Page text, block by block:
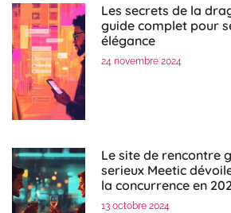
Les secrets de la
guide complet pour
élégance
24 novembre 2024
Le site de rencontre
serieux Meetic
la concurrence en
13 octobre 2024